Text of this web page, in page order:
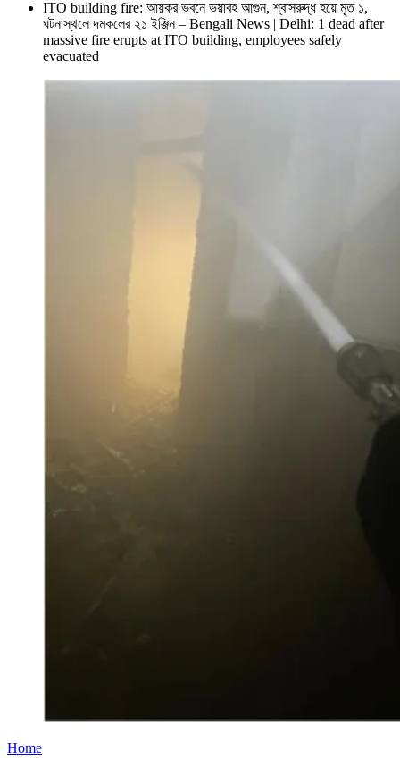
ITO building fire: আয়কর ভবনে ভয়াবহ আগুন, শ্বাসরুদ্ধ হয়ে মৃত ১,
ঘটনাস্থলে দমকলের ২১ ইঞ্জিন – Bengali News | Delhi: 1 dead after
massive fire erupts at ITO building, employees safely
evacuated
Home